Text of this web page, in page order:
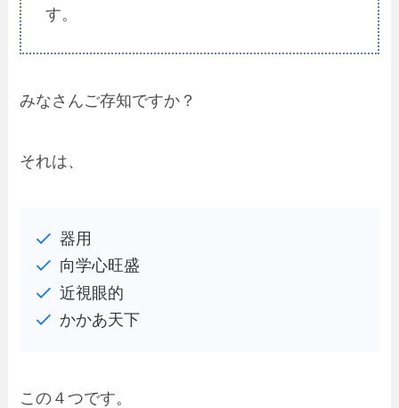
す。
みなさんご存知ですか？
それは、
器用
向学心旺盛
近視眼的
かかあ天下
この４つです。